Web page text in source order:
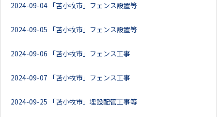
2024-09-04 「苫小牧市」フェンス設置等
2024-09-05 「苫小牧市」フェンス設置等
2024-09-06 「苫小牧市」フェンス工事
2024-09-07 「苫小牧市」フェンス工事
2024-09-25 「苫小牧市」埋設配管工事等